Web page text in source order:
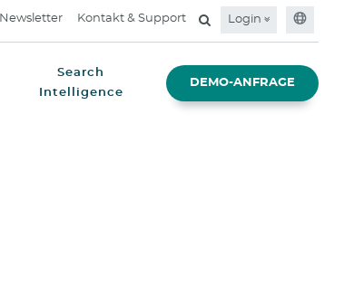
Newsletter Kontakt & Support Login
Search
Intelligence
DEMO-ANFRAGE